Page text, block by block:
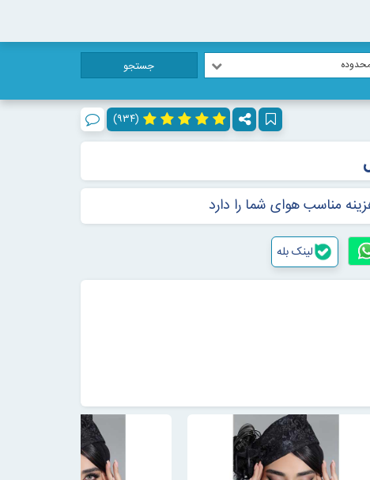
جستجو
(۹۳۴)
مناسب هوای شما را دارد
لینک بله